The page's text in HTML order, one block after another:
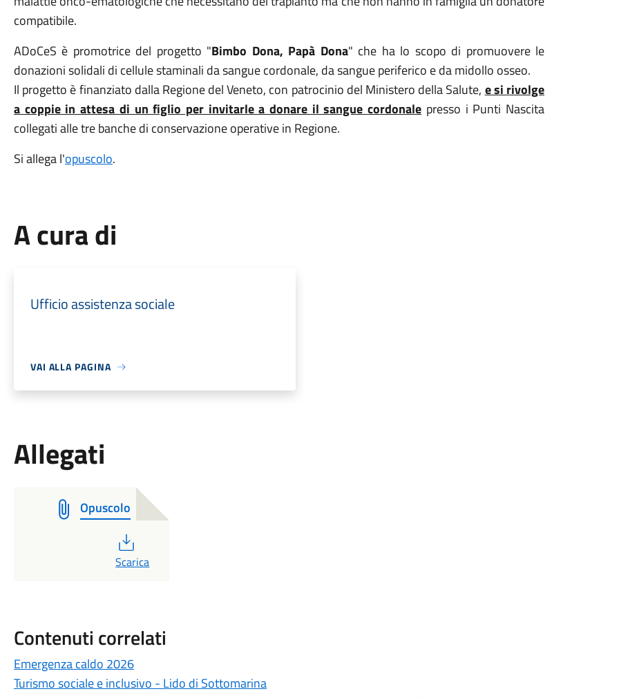
compatibile.
ADoCeS è promotrice del progetto "Bimbo Dona, Papà Dona" che ha lo scopo di promuovere le
donazioni solidali di cellule staminali da sangue cordonale, da sangue periferico e da midollo osseo.
Il progetto è finanziato dalla Regione del Veneto, con patrocinio del Ministero della Salute, e si rivolge
a coppie in attesa di un figlio per invitarle a donare il sangue cordonale presso i Punti Nascita
collegati alle tre banche di conservazione operative in Regione.
Si allega l'opuscolo.
A cura di
Ufficio assistenza sociale
VAI ALLA PAGINA
Allegati
Opuscolo
PDF
Scarica
Contenuti correlati
Emergenza caldo 2026
Turismo sociale e inclusivo - Lido di Sottomarina